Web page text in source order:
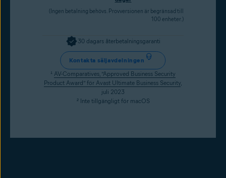
30 dagars återbetalningsgaranti
Kontakta säljavdelningen
¹ AV-Comparatives, ”Approved Business Security
Product Award” för Avast Ultimate Business Security,
juli 2023
² Inte tillgängligt för macOS
(Ingen betalning behövs. Provversionen är begränsad till
100 enheter.)